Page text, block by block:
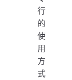
行
的
使
用
方
式